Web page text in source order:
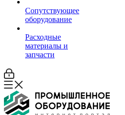
Сопутствующее
оборудование
Расходные
материалы и
запчасти